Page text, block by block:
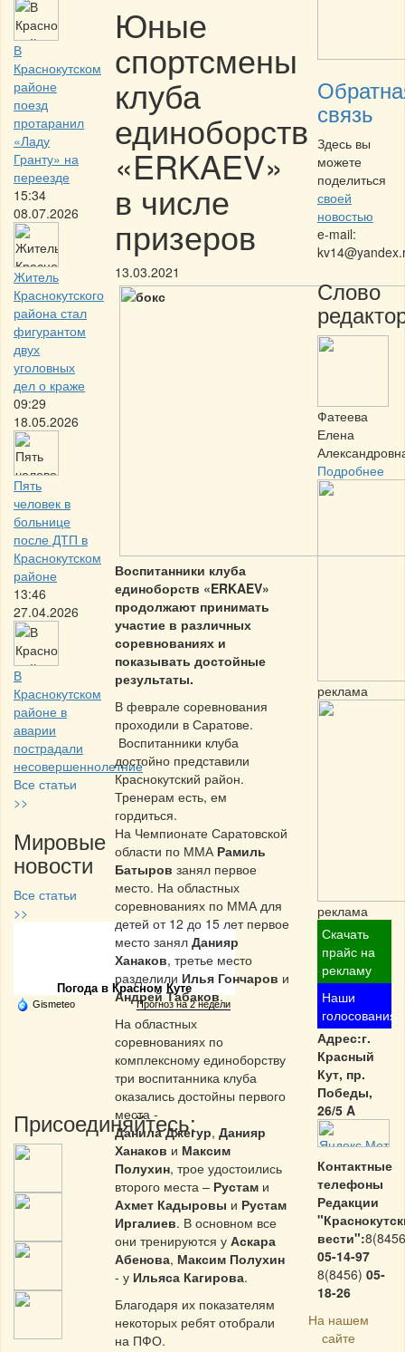
В
Краснокутском
районе
поезд
протаранил
«Ладу
Гранту» на
переезде
15:34
08.07.2026
Житель
Краснокутского
района стал
фигурантом
двух
уголовных
дел о краже
09:29
18.05.2026
Пять
человек в
больнице
после ДТП в
Краснокутском
районе
13:46
27.04.2026
В
Краснокутском
районе в
аварии
пострадали
несовершеннолетние
Все статьи
>>
Мировые
новости
Все статьи
>>
Частная реклама
Погода в Красном Куте
Gismeteo Прогноз на 2 недели
Присоединяйтесь:
Юные
спортсмены
клуба
единоборств
«ERKAEV»
в числе
призеров
13.03.2021
Воспитанники клуба
единоборств «ERKAEV»
продолжают принимать
участие в различных
соревнованиях и
показывать достойные
результаты.
В феврале соревнования
проходили в Саратове.
Воспитанники клуба
достойно представили
Краснокутский район.
Тренерам есть, ем
гордиться.
На Чемпионате Саратовской
области по ММА Рамиль
Батыров занял первое
место. На областных
соревнованиях по ММА для
детей от 12 до 15 лет первое
место занял Данияр
Ханаков, третье место
разделили Илья Гончаров и
Андрей Табаков.
На областных
соревнованиях по
комплексному единоборству
три воспитанника клуба
оказались достойны первого
места -
Данила Джегур, Данияр
Ханаков и Максим
Полухин, трое удостоились
второго места – Рустам и
Ахмет Кадыровы и Рустам
Иргалиев. В основном все
они тренируются у Аскара
Абенова, Максим Полухин
- у Ильяса Кагирова.
Благодаря их показателям
некоторых ребят отобрали
на ПФО.
связь
Здесь вы
можете
поделиться
своей
новостью
e-mail:
Слово
Фатеева
Елена
Подробнее
реклама
реклама
Скачать
прайс на
рекламу
Наши
голосования
Адрес:г.
Красный
Кут, пр.
Победы,
26/5 A
Контактные
телефоны
Редакции
вести":
05-14-97
8(8456) 05-
18-26
На нашем
сайте